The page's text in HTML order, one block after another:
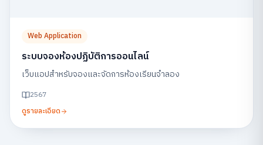
Web Application
ระบบจองห้องปฏิบัติการออนไลน์
เว็บแอปสำหรับจองและจัดการห้องเรียนจำลอง
2567
ดูรายละเอียด